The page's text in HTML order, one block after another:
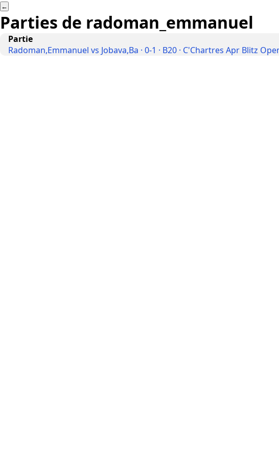
←
Parties de radoman_emmanuel
Partie
Radoman,Emmanuel vs Jobava,Ba · 0-1 · B20 · C'Chartres Apr Blitz